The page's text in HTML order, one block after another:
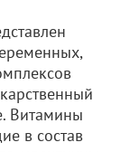
Витамины
в состав